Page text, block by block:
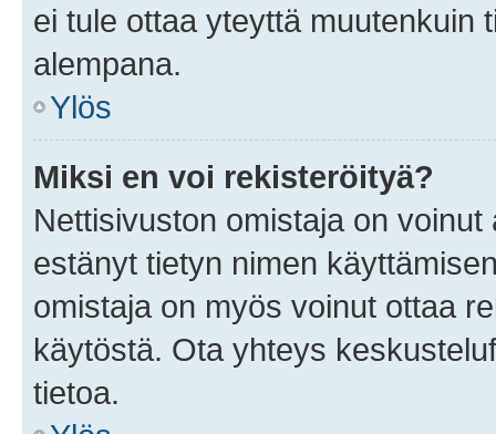
ei tule ottaa yteyttä muutenkuin
alempana.
Ylös
Miksi en voi rekisteröityä?
Nettisivuston omistaja on
estänyt tietyn nimen
omistaja on myös voinut ottaa
käytöstä. Ota yhteys
tietoa.